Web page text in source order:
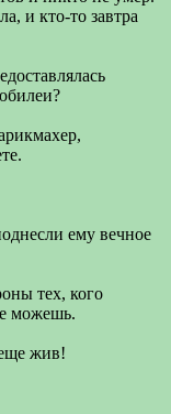
и кто-то завтра
ему вечное
тех, кого
можешь.
жив!